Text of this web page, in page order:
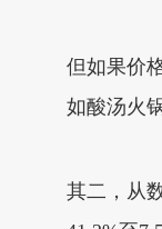
但如果价
如酸汤火
其二，从